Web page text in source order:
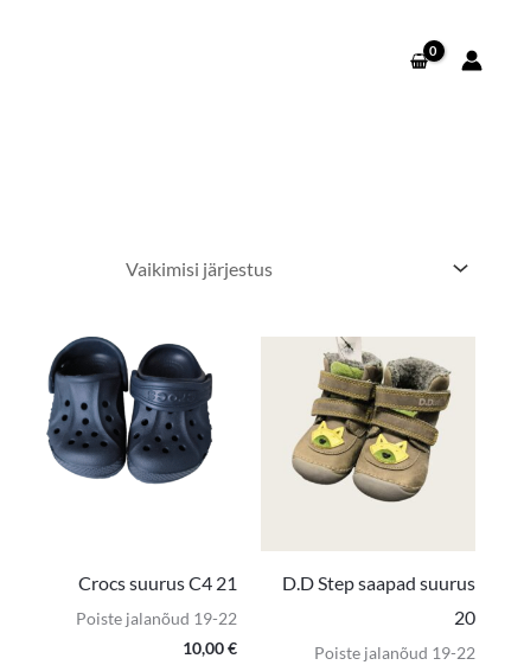
Crocs suurus C4 21
Poiste jalanõud 19-22
10,00€
D.D Step saapad suurus
20
Poiste jalanõud 19-22